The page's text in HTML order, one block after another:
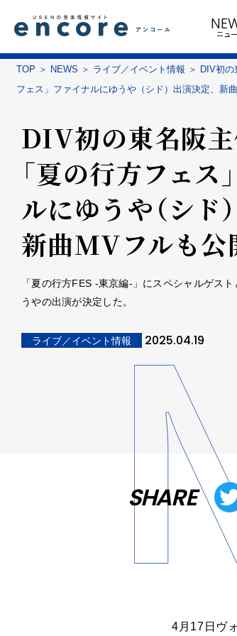
ニュ
TOP NEWS ライブ／イベント情報
DIV初
フェス」ファイナルにゆうや（シド）出演決定、新
DIV初の東名阪
「夏の行方フェス
ルにゆうや（シド
新曲MVフルも公
「夏の行方FES -東京編-」にスペシャルゲス
うやの出演が決定した。
ライブ／イベント情報 2025.04.19
SHARE
4月17日ヴ